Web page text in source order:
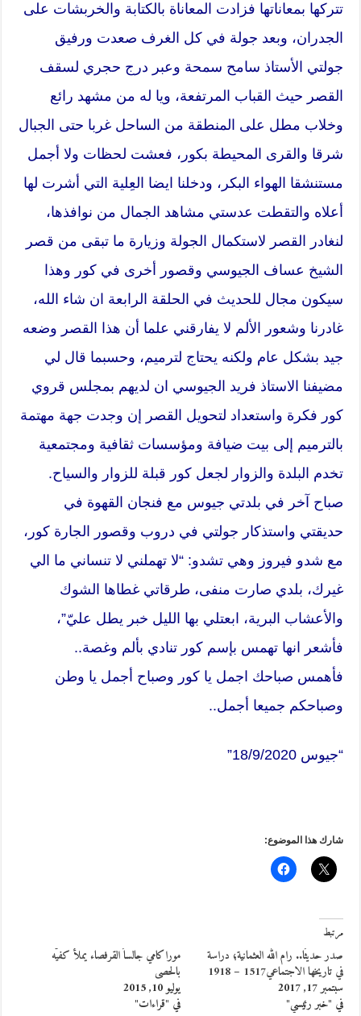
تتركها بمعاناتها فزادت المعاناة بالكتابة والخربشات على
الجدران، وبعد جولة في كل الغرف صعدت ورفيق
جولتي الأستاذ سامح سمحة وعبر درج حجري لسقف
القصر حيث القباب المرتفعة، ويا له من مشهد رائع
وخلاب مطل على المنطقة من الساحل غربا حتى الجبال
شرقا والقرى المحيطة بكور، فعشت لحظات ولا أجمل
مستنشقا الهواء البكر، ودخلنا ايضا العِلية التي أشرت لها
أعلاه والتقطت عدستي مشاهد الجمال من نوافذها،
لنغادر القصر لاستكمال الجولة وزيارة ما تبقى من قصر
الشيخ عساف الجيوسي وقصور أخرى في كور وهذا
سيكون مجال للحديث في الحلقة الرابعة ان شاء الله،
غادرنا وشعور الألم لا يفارقني علما أن هذا القصر وضعه
جيد بشكل عام ولكنه يحتاج لترميم، وحسبما قال لي
مضيفنا الاستاذ فريد الجيوسي ان لديهم بمجلس قروي
كور فكرة واستعداد لتحويل القصر إن وجدت جهة مهتمة
بالترميم إلى بيت ضيافة ومؤسسات ثقافية ومجتمعية
تخدم البلدة والزوار لجعل كور قبلة للزوار والسياح.
صباح آخر في بلدتي جيوس مع فنجان القهوة في
حديقتي واستذكار جولتي في دروب وقصور الجارة كور،
مع شدو فيروز وهي تشدو: “لا تهملني لا تنساني ما الي
غيرك، بلدي صارت منفى، طرقاتي غطاها الشوك
والأعشاب البرية، ابعتلي بها الليل خبر يطل عليّ”،
فأشعر انها تهمس بإسم كور تنادي بألم وغصة..
فأهمس صباحك اجمل يا كور وصباح أجمل يا وطن
وصباحكم جميعا أجمل..
“جيوس 18/9/2020”
شارك هذا الموضوع:
مرتبط
صدر حديثًا.. رام الله العثمانية؛ دراسة
في تاريخها الاجتماعي1517 – 1918
سبتمبر 17, 2017
في "خبر رئيسي"
موراكامي جالساً القرفصاء يملأ كفيّه
بالحصى
يوليو 10, 2015
في "قراءات"